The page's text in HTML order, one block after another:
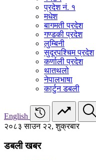
प्रदेश नं. १
मधेश
बागमती प्रदेश
गण्डकी प्रदेश
लुम्बिनी
सुदूरपश्चिम प्रदेश
कर्णाली प्रदेश
थातथलो
नेपालभाषा
कार्टुन डबली
English
२०८३ साउन २२, शुक्रबार
डबली खबर